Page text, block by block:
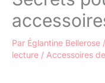
Par Églantine Bellerose /
lecture / Accessoires